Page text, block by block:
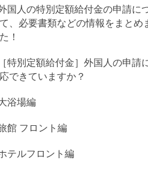
国人の特別定額給付金の申請に
、必要書類などの情報をまとめ
！
［特別定額給付金］外国人の申請
できていますか？
浴場編
館 フロント編
テルフロント編